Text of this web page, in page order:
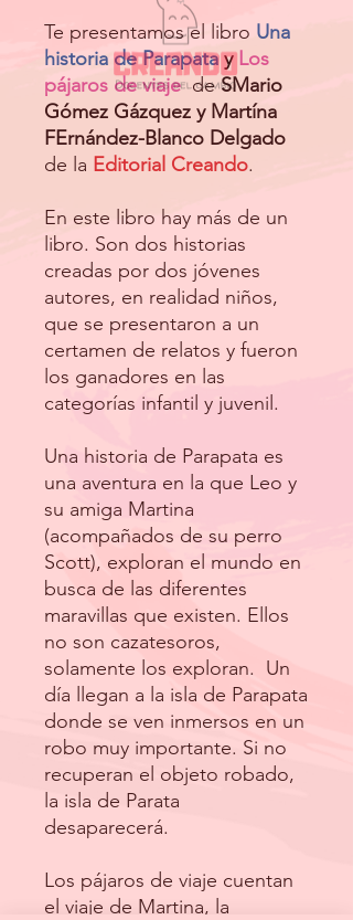
Te presentamos el libro Una
historia de Parapata yLos
pájaros de viajedeSMario
Gómez Gázquez y Martína
FErnández-Blanco Delgado
de la Editorial Creando.
En este libro hay más de un
libro. Son dos historias
creadas por dos jóvenes
autores, en realidad niños,
que se presentaron a un
certamen de relatos y fueron
los ganadores en las
categorías infantil y juvenil.
Una historia de Parapata es
una aventura en la que Leo y
su amiga Martina
(acompañados de su perro
Scott), exploran el mundo en
busca de las diferentes
maravillas que existen. Ellos
no son cazatesoros,
solamente los exploran. Un
día llegan a la isla de Parapata
donde se ven inmersos en un
robo muy importante. Si no
recuperan el objeto robado,
la isla de Parata
desaparecerá.
Los pájaros de viaje cuentan
el viaje de Martina, la